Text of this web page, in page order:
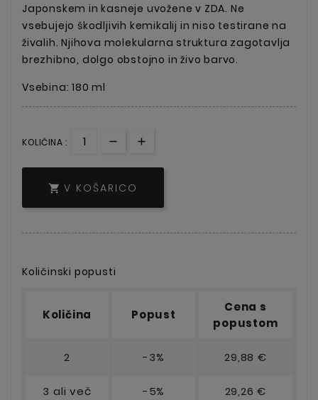
Japonskem in kasneje uvožene v ZDA. Ne
vsebujejo škodljivih kemikalij in niso testirane na
živalih. Njihova molekularna struktura zagotavlja
brezhibno, dolgo obstojno in živo barvo.
Vsebina: 180 ml
KOLIČINA :
 V KOŠARICO
Količinski popusti
Količina Popust
Cena s
popustom
2 -3% 29,88 €
3 ali več -5% 29,26 €